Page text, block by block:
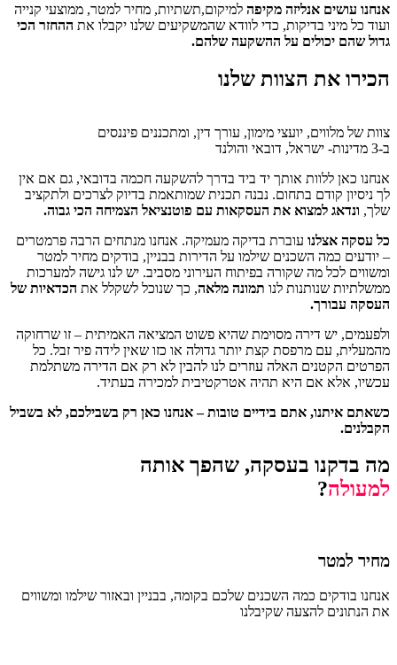
אנחנו עושים אנליזה מקיפה למיקום,תשתיות, מחיר למטר, ממוצעי קנייה
ועוד כל מיני בדיקות, כדי לוודא שהמשקיעים שלנו יקבלו את ההחזר הכי
גדול שהם יכולים על ההשקעה שלהם.
הכירו את הצוות שלנו
צוות של מלווים, יועצי מימון, עורך דין, ומתכננים פיננסים
ב-3 מדינות- ישראל, דובאי והולנד
אנחנו כאן ללוות אותך יד ביד בדרך להשקעה חכמה בדובאי, גם אם אין
לך ניסיון קודם בתחום. נבנה תכנית שמותאמת בדיוק לצרכים ולתקציב
שלך, ונדאג למצוא את העסקאות עם פוטנציאל הצמיחה הכי גבוה.
כל עסקה אצלנו עוברת בדיקה מעמיקה. אנחנו מנתחים הרבה פרמטרים
– יודעים כמה השכנים שילמו על הדירות בבניין, בודקים מחיר למטר
ומשווים לכל מה שקורה בפיתוח העירוני מסביב. יש לנו גישה למערכות
ממשלתיות שנותנות לנו תמונה מלאה, כך שנוכל לשקלל את הכדאיות של
העסקה עבורך.
ולפעמים, יש דירה מסוימת שהיא פשוט המציאה האמיתית – זו שרחוקה
מהמעלית, עם מרפסת קצת יותר גדולה או כזו שאין לידה פיר זבל. כל
הפרטים הקטנים האלה עוזרים לנו להבין לא רק אם הדירה משתלמת
עכשיו, אלא אם היא תהיה אטרקטיבית למכירה בעתיד.
כשאתם איתנו, אתם בידיים טובות – אנחנו כאן רק בשבילכם, לא בשביל
הקבלנים.
מה בדקנו בעסקה, שהפך אותה
למעולה?
מחיר למטר
אנחנו בודקים כמה השכנים שלכם בקומה, בבניין ובאזור שילמו ומשווים
את הנתונים להצעה שקיבלנו